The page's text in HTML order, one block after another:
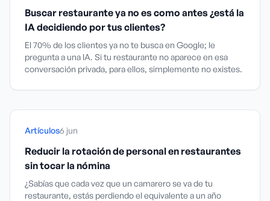
Buscar restaurante ya no es como antes ¿está la
IA decidiendo por tus clientes?
El 70% de los clientes ya no te busca en Google; le
pregunta a una IA. Si tu restaurante no aparece en esa
conversación privada, para ellos, simplemente no existes.
Artículos6 jun
Reducir la rotación de personal en restaurantes
sin tocar la nómina
¿Sabías que cada vez que un camarero se va de tu
restaurante, estás perdiendo el equivalente a un año